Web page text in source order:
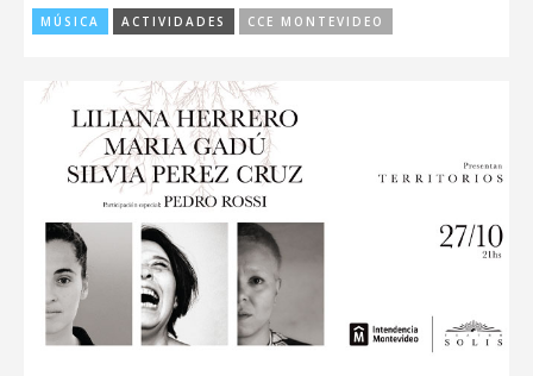
MÚSICA ACTIVIDADES CCE MONTEVIDEO